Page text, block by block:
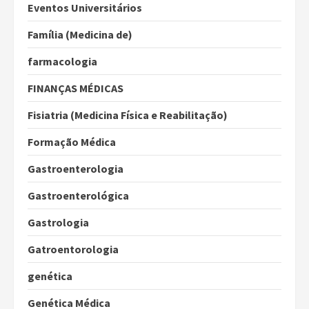
Eventos Universitários
Família (Medicina de)
farmacologia
FINANÇAS MÉDICAS
Fisiatria (Medicina Física e Reabilitação)
Formação Médica
Gastroenterologia
Gastroenterológica
Gastrologia
Gatroentorologia
genética
Genética Médica